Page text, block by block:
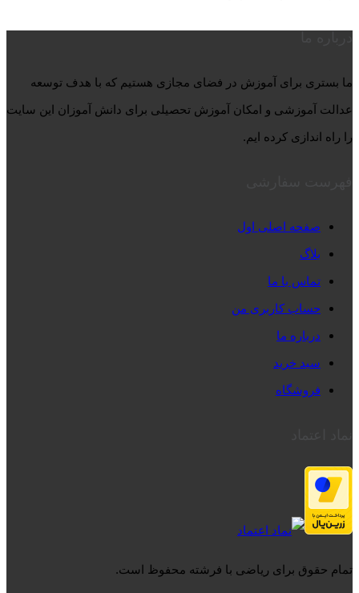
ما بستری برای آموزش در فضای مجازی هستیم که با هدف توسعه
عدالت آموزشی و امکان آموزش تحصیلی برای دانش آموزان این سایت
را راه اندازی کرده ایم.
صفحه اصلی اول
بلاگ
تماس با ما
حساب کاربری من
درباره ما
سبد خرید
فروشگاه
تمام حقوق برای ریاضی با فرشته محفوظ است.